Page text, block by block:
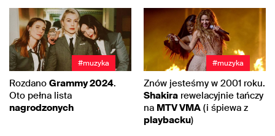
#muzyka
Rozdano Grammy 2024.
Oto pełna lista
nagrodzonych
#muzyka
Znów jesteśmy w 2001 roku.
Shakira rewelacyjnie tańczy
na MTV VMA (i śpiewa z
playbacku)